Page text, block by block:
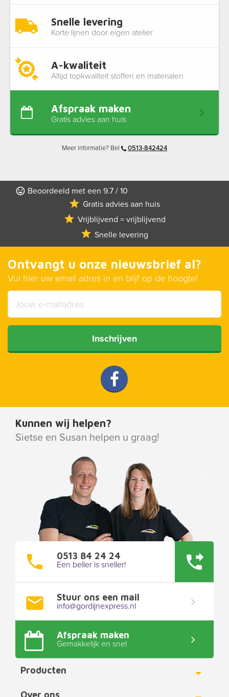
Snelle levering
Korte lijnen door eigen atelier
A-kwaliteit
Altijd topkwaliteit stoffen en materialen
Afspraak maken
Gratis advies aan huis
Meer informatie? Bel 0513-842424
Beoordeeld met een 9.7 / 10
Gratis advies aan huis
Vrijblijvend = vrijblijvend
Snelle levering
Ontvangt u onze nieuwsbrief al?
Vul hier uw email adres in en blijf op de hoogte!
Inschrijven
Kunnen wij helpen?
Sietse en Susan helpen u graag!
0513 84 24 24
Een beller is sneller!
Stuur ons een mail
info@gordijnexpress.nl
Afspraak maken
Gemakkelijk en snel
Producten
Toggle
Over ons